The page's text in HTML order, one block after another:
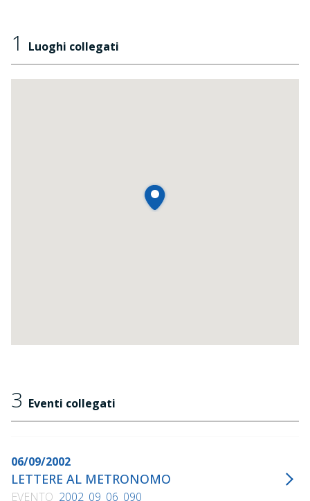
1 Luoghi collegati
3 Eventi collegati
06/09/2002
LETTERE AL METRONOMO
EVENTO 2002_09_06_090